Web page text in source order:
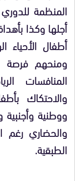
المنظمة
أجلها وكذا
أطفال
ومنحهم
المنافسات
والاحتكاك
ووطنية وأجنبية
والحضاري رغم
الطبقية.